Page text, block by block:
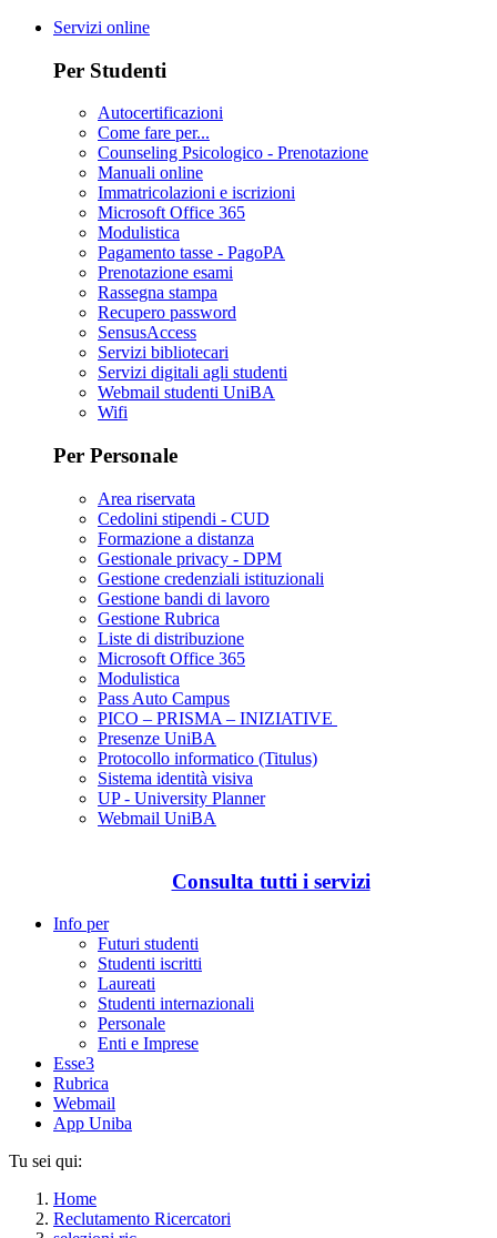
Servizi online
Per Studenti
Autocertificazioni
Come fare per...
Counseling Psicologico - Prenotazione
Manuali online
Immatricolazioni e iscrizioni
Microsoft Office 365
Modulistica
Pagamento tasse - PagoPA
Prenotazione esami
Rassegna stampa
Recupero password
SensusAccess
Servizi bibliotecari
Servizi digitali agli studenti
Webmail studenti UniBA
Wifi
Per Personale
Area riservata
Cedolini stipendi - CUD
Formazione a distanza
Gestionale privacy - DPM
Gestione credenziali istituzionali
Gestione bandi di lavoro
Gestione Rubrica
Liste di distribuzione
Microsoft Office 365
Modulistica
Pass Auto Campus
PICO – PRISMA – INIZIATIVE
Presenze UniBA
Protocollo informatico (Titulus)
Sistema identità visiva
UP - University Planner
Webmail UniBA
Consulta tutti i servizi
Info per
Futuri studenti
Studenti iscritti
Laureati
Studenti internazionali
Personale
Enti e Imprese
Esse3
Rubrica
Webmail
App Uniba
Tu sei qui:
Home
Reclutamento Ricercatori